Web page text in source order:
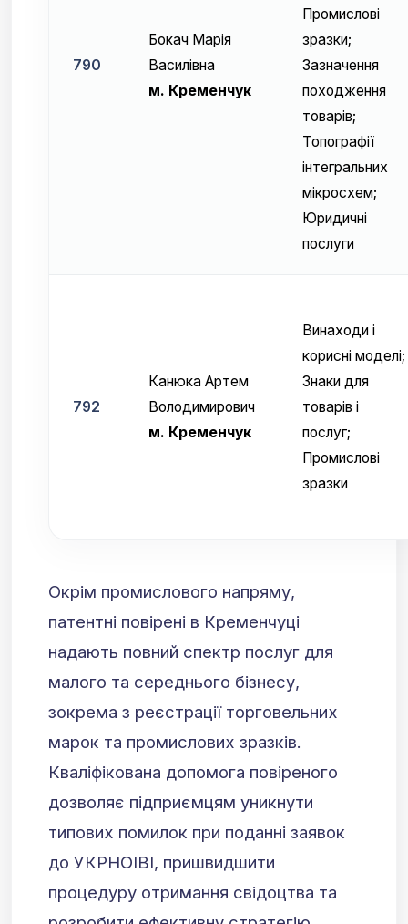
790
Бокач Марія
Василівна
м. Кременчук
Промислові
зразки;
Зазначення
походження
товарів;
Топографії
інтегральних
мікросхем;
Юридичні
послуги
792
Канюка Артем
Володимирович
м. Кременчук
Винаходи і
корисні моделі;
Знаки для
товарів і
послуг;
Промислові
зразки
Окрім промислового напряму,
патентні повірені в Кременчуці
надають повний спектр послуг для
малого та середнього бізнесу,
зокрема з реєстрації торговельних
марок та промислових зразків.
Кваліфікована допомога повіреного
дозволяє підприємцям уникнути
типових помилок при поданні заявок
до УКРНОІВІ, пришвидшити
процедуру отримання свідоцтва та